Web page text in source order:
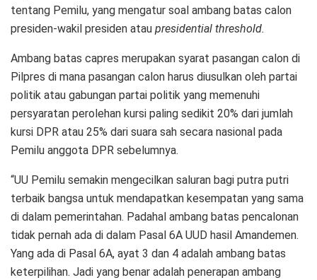
tentang Pemilu, yang mengatur soal ambang batas calon
presiden-wakil presiden atau presidential threshold.
Ambang batas capres merupakan syarat pasangan calon di
Pilpres di mana pasangan calon harus diusulkan oleh partai
politik atau gabungan partai politik yang memenuhi
persyaratan perolehan kursi paling sedikit 20% dari jumlah
kursi DPR atau 25% dari suara sah secara nasional pada
Pemilu anggota DPR sebelumnya.
“UU Pemilu semakin mengecilkan saluran bagi putra putri
terbaik bangsa untuk mendapatkan kesempatan yang sama
di dalam pemerintahan. Padahal ambang batas pencalonan
tidak pernah ada di dalam Pasal 6A UUD hasil Amandemen.
Yang ada di Pasal 6A, ayat 3 dan 4 adalah ambang batas
keterpilihan. Jadi yang benar adalah penerapan ambang